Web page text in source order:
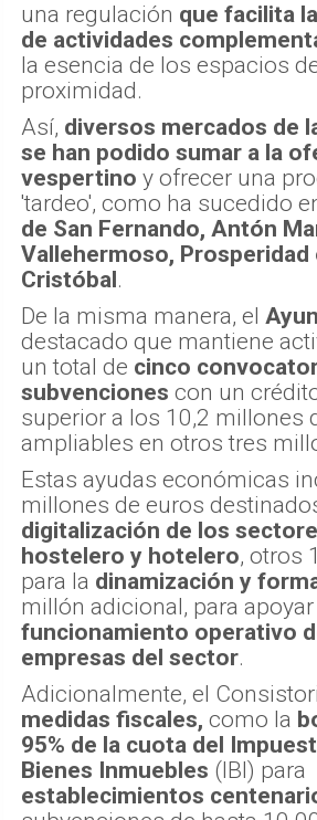
una regulación que facilita
de actividades
la esencia de los espacios
proximidad.
Así, diversos mercados de
se han podido sumar a la
vespertino y ofrecer una
'tardeo', como ha sucedido
de San Fernando, Antón
Vallehermoso, Prosperidad
Cristóbal.
De la misma manera, el
destacado que mantiene
un total de cinco
subvenciones con un
superior a los 10,2 millones
ampliables en otros tres
Estas ayudas económicas
millones de euros
digitalización de los
hostelero y hotelero, otros
para la dinamización y
millón adicional, para apoyar
funcionamiento operativo
empresas del sector.
Adicionalmente, el
medidas fiscales, como la
95% de la cuota del
Bienes Inmuebles (IBI) para
establecimientos